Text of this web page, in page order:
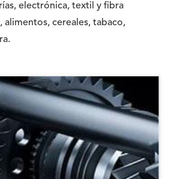
electrónica, textil y fibra
alimentos, cereales, tabaco,